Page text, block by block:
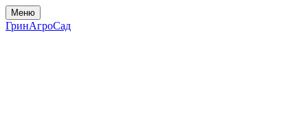
Меню
ГринАгроСад